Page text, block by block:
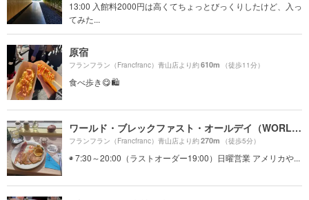
13:00 入館料2000円は高くてちょっとびっくりしたけど、入っ
てみた...
原宿
フランフラン（Francfranc）青山店より約610m （徒歩11分）
食べ歩き😋🛍
ワールド・ブレックファスト・オールデイ（WORLD BREAKFAST ALLDAY）
フランフラン（Francfranc）青山店より約270m （徒歩5分）
◉ 7:30～20:00（ラストオーダー19:00）日曜営業 アメリカや...